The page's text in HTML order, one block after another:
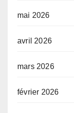
mai 2026
avril 2026
mars 2026
février 2026